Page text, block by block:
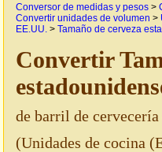
Conversor de medidas y pesos >
Convertir unidades de volumen >
EE.UU. > Tamaño de cerveza
Convertir
de barril de
(Unidades de cocina